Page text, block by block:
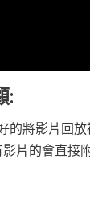
:
的將影片回
片的會直接